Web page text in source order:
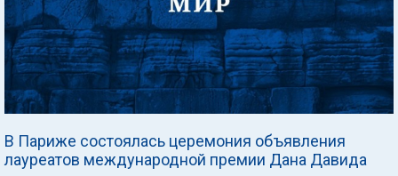
В Париже состоялась церемония объявления
лауреатов международной премии Дана Давида